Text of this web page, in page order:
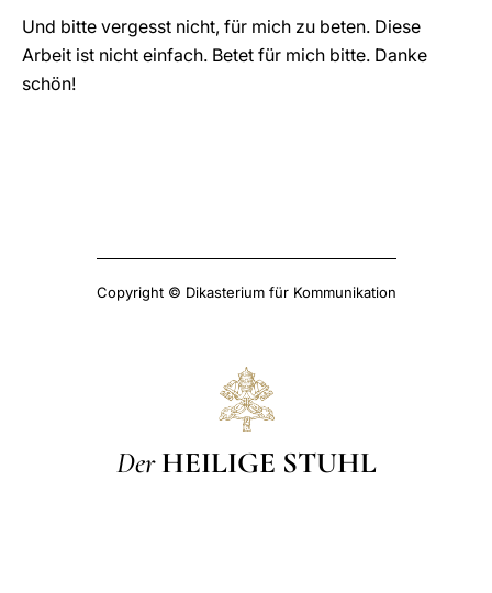
Und bitte vergesst nicht, für mich zu beten. Diese
Arbeit ist nicht einfach. Betet für mich bitte. Danke
schön!
Copyright © Dikasterium für Kommunikation
Der HEILIGE STUHL